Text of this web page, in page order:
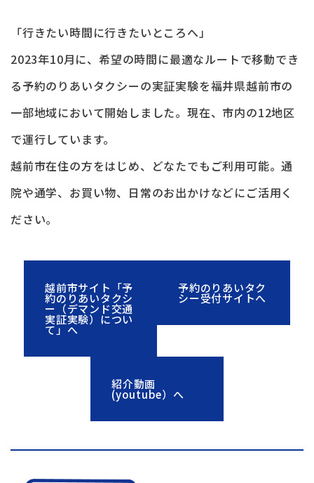
「行きたい時間に行きたいところへ」
2023年10月に、希望の時間に最適なルートで移動でき
る予約のりあいタクシーの実証実験を福井県越前市の
一部地域において開始しました。現在、市内の12地区
で運行しています。
越前市在住の方をはじめ、どなたでもご利用可能。通
院や通学、お買い物、日常のお出かけなどにご活用く
ださい。
越前市サイト「予
約のりあいタクシ
ー（デマンド交通
実証実験）につい
て」へ
予約のりあいタク
シー受付サイトへ
紹介動画
(youtube）へ